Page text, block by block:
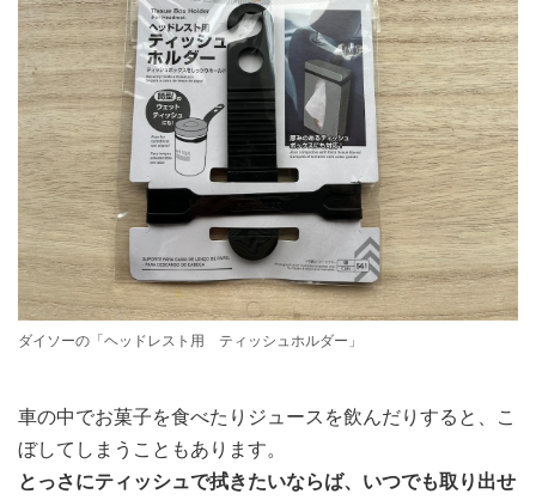
ダイソーの「ヘッドレスト用 ティッシュホルダー」
車の中でお菓子を食べたりジュースを飲んだりすると、こ
ぼしてしまうこともあります。
とっさにティッシュで拭きたいならば、いつでも取り出せ